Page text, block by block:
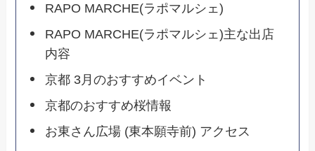
RAPO MARCHE(ラポマルシェ)
RAPO MARCHE(ラポマルシェ)主な出店
内容
京都 3月のおすすめイベント
京都のおすすめ桜情報
お東さん広場 (東本願寺前) アクセス